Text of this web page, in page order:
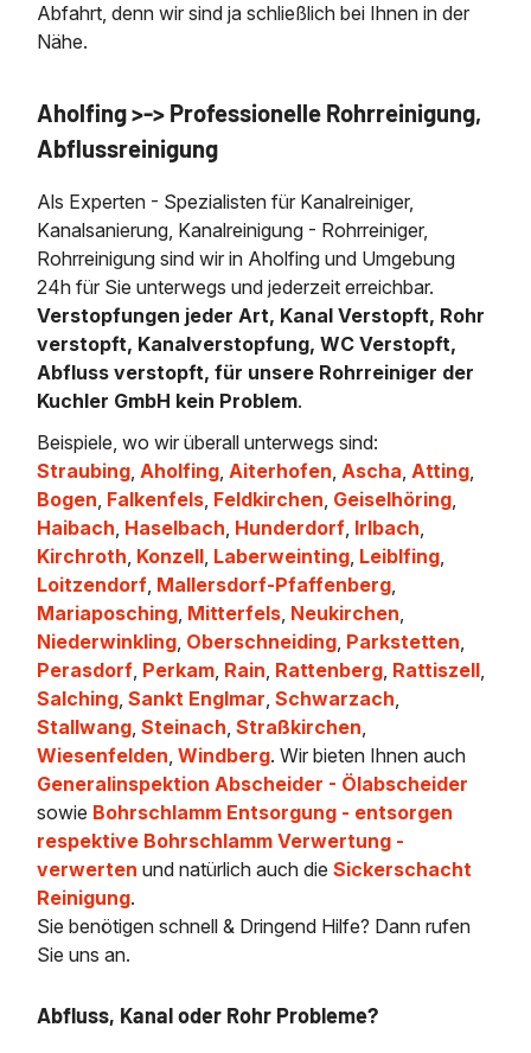
Abfahrt, denn wir sind ja schließlich bei Ihnen in der
Nähe.
Aholfing >-> Professionelle Rohrreinigung,
Abflussreinigung
Als Experten - Spezialisten für Kanalreiniger,
Kanalsanierung, Kanalreinigung - Rohrreiniger,
Rohrreinigung sind wir in Aholfing und Umgebung
24h für Sie unterwegs und jederzeit erreichbar.
Verstopfungen jeder Art, Kanal Verstopft, Rohr
verstopft, Kanalverstopfung, WC Verstopft,
Abfluss verstopft, für unsere Rohrreiniger der
Kuchler GmbH kein Problem.
Beispiele, wo wir überall unterwegs sind:
Straubing,Aholfing,Aiterhofen,Ascha,Atting,
Bogen, Falkenfels, Feldkirchen, Geiselhöring,
Haibach, Haselbach, Hunderdorf, Irlbach,
Kirchroth, Konzell, Laberweinting, Leiblfing,
Loitzendorf, Mallersdorf-Pfaffenberg,
Mariaposching, Mitterfels, Neukirchen,
Niederwinkling, Oberschneiding, Parkstetten,
Perasdorf, Perkam, Rain, Rattenberg, Rattiszell,
Salching,Sankt Englmar,Schwarzach,
Stallwang,Steinach,Straßkirchen,
Wiesenfelden,Windberg. Wir bieten Ihnen auch
Generalinspektion Abscheider - Ölabscheider
sowie Bohrschlamm Entsorgung - entsorgen
respektive Bohrschlamm Verwertung -
verwerten und natürlich auch dieSickerschacht
Reinigung.
Sie benötigen schnell & Dringend Hilfe? Dann rufen
Sie uns an.
Abfluss, Kanal oder Rohr Probleme?